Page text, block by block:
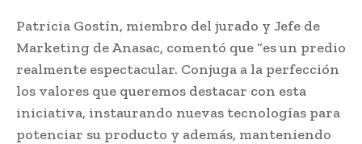
Patricia Gostín, miembro del jurado y Jefe de
Marketing de Anasac, comentó que “es un predio
realmente espectacular. Conjuga a la perfección
los valores que queremos destacar con esta
iniciativa, instaurando nuevas tecnologías para
potenciar su producto y además, manteniendo